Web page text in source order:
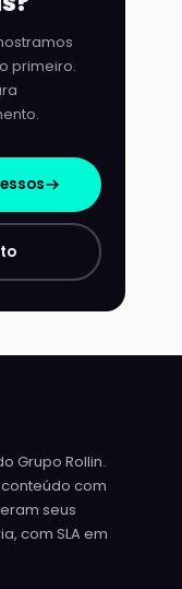
primeiro.
Grupo Rollin.
conteúdo com
seus
com SLA em